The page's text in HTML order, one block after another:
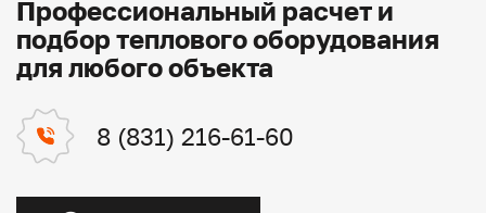
Профессиональный расчет и
подбор теплового оборудования
для любого объекта
8 (831) 216-61-60